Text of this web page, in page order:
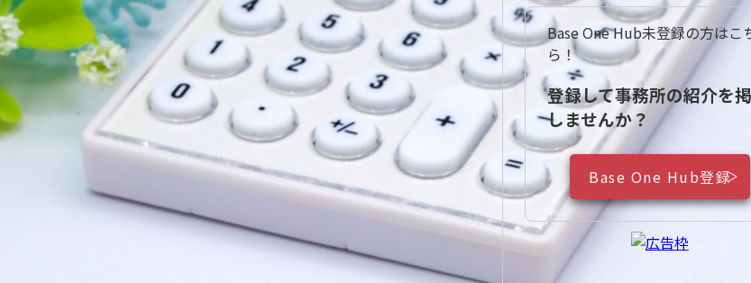
Base One Hub未登録の方はこ
ら！
登録して事務所の紹介を
しませんか？
Base One Hub登録